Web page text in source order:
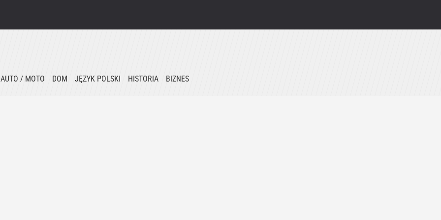
AUTO / MOTO DOM JĘZYK POLSKI HISTORIA BIZNES